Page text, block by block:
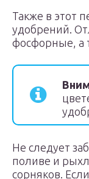
Также в этот
удобрений.
фосфорные, а
Не следует
поливе и
сорняков.